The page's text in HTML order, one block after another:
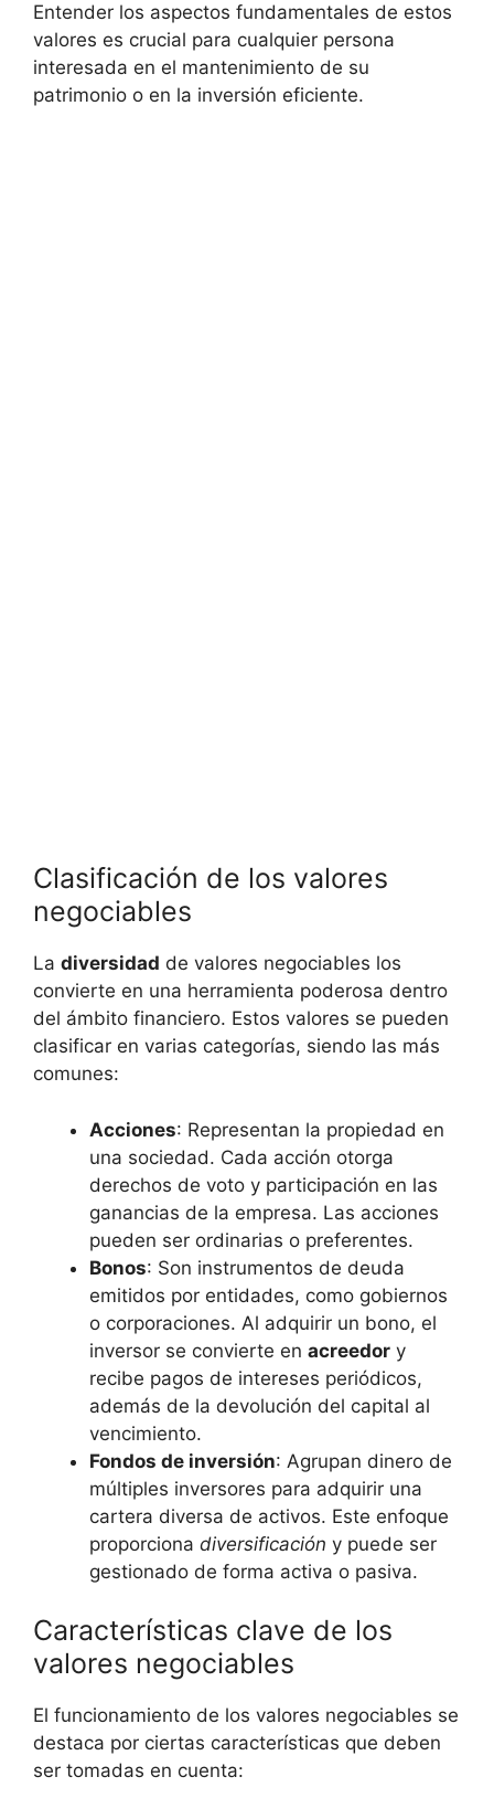
Entender los aspectos fundamentales de estos
valores es crucial para cualquier persona
interesada en el mantenimiento de su
patrimonio o en la inversión eficiente.
Clasificación de los valores
negociables
La diversidad de valores negociables los
convierte en una herramienta poderosa dentro
del ámbito financiero. Estos valores se pueden
clasificar en varias categorías, siendo las más
comunes:
Acciones: Representan la propiedad en
una sociedad. Cada acción otorga
derechos de voto y participación en las
ganancias de la empresa. Las acciones
pueden ser ordinarias o preferentes.
Bonos: Son instrumentos de deuda
emitidos por entidades, como gobiernos
o corporaciones. Al adquirir un bono, el
inversor se convierte en acreedor y
recibe pagos de intereses periódicos,
además de la devolución del capital al
vencimiento.
Fondos de inversión: Agrupan dinero de
múltiples inversores para adquirir una
cartera diversa de activos. Este enfoque
proporciona diversificación y puede ser
gestionado de forma activa o pasiva.
Características clave de los
valores negociables
El funcionamiento de los valores negociables se
destaca por ciertas características que deben
ser tomadas en cuenta: